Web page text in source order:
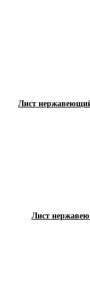
Лист
Лист